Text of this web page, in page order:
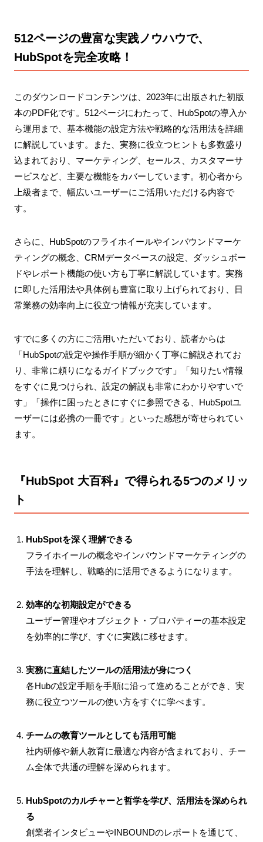
512ページの豊富な実践ノウハウで、
HubSpotを完全攻略！
このダウンロードコンテンツは、2023年に出版された初版
本のPDF化です。512ページにわたって、HubSpotの導入か
ら運用まで、基本機能の設定方法や戦略的な活用法を詳細
に解説しています。また、実務に役立つヒントも多数盛り
込まれており、マーケティング、セールス、カスタマーサ
ービスなど、主要な機能をカバーしています。初心者から
上級者まで、幅広いユーザーにご活用いただける内容で
す。
さらに、HubSpotのフライホイールやインバウンドマーケ
ティングの概念、CRMデータベースの設定、ダッシュボー
ドやレポート機能の使い方も丁寧に解説しています。実務
に即した活用法や具体例も豊富に取り上げられており、日
常業務の効率向上に役立つ情報が充実しています。
すでに多くの方にご活用いただいており、読者からは
「HubSpotの設定や操作手順が細かく丁寧に解説されてお
り、非常に頼りになるガイドブックです」「知りたい情報
をすぐに見つけられ、設定の解説も非常にわかりやすいで
す」「操作に困ったときにすぐに参照できる、HubSpotユ
ーザーには必携の一冊です」といった感想が寄せられてい
ます。
『HubSpot 大百科』で得られる5つのメリッ
ト
HubSpotを深く理解できる
フライホイールの概念やインバウンドマーケティングの
手法を理解し、戦略的に活用できるようになります。
効率的な初期設定ができる
ユーザー管理やオブジェクト・プロパティーの基本設定
を効率的に学び、すぐに実践に移せます。
実務に直結したツールの活用法が身につく
各Hubの設定手順を手順に沿って進めることができ、実
務に役立つツールの使い方をすぐに学べます。
チームの教育ツールとしても活用可能
社内研修や新人教育に最適な内容が含まれており、チー
ム全体で共通の理解を深められます。
HubSpotのカルチャーと哲学を学び、活用法を深められ
る
創業者インタビューやINBOUNDのレポートを通じて、